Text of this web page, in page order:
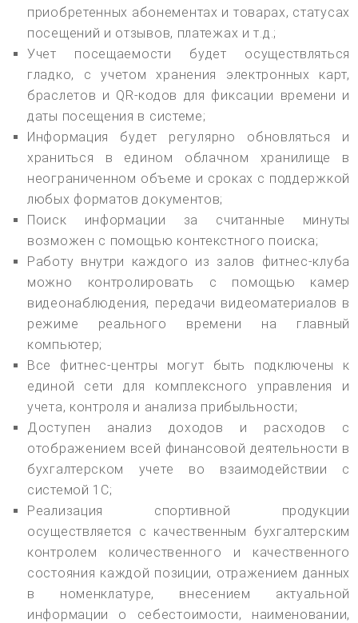
приобретенных абонементах и товарах, статусах
посещений и отзывов, платежах и т.д.;
Учет посещаемости будет осуществляться
гладко, с учетом хранения электронных карт,
браслетов и QR-кодов для фиксации времени и
даты посещения в системе;
Информация будет регулярно обновляться и
храниться в едином облачном хранилище в
неограниченном объеме и сроках с поддержкой
любых форматов документов;
Поиск информации за считанные минуты
возможен с помощью контекстного поиска;
Работу внутри каждого из залов фитнес-клуба
можно контролировать с помощью камер
видеонаблюдения, передачи видеоматериалов в
режиме реального времени на главный
компьютер;
Все фитнес-центры могут быть подключены к
единой сети для комплексного управления и
учета, контроля и анализа прибыльности;
Доступен анализ доходов и расходов с
отображением всей финансовой деятельности в
бухгалтерском учете во взаимодействии с
системой 1С;
Реализация спортивной продукции
осуществляется с качественным бухгалтерским
контролем количественного и качественного
состояния каждой позиции, отражением данных
в номенклатуре, внесением актуальной
информации о себестоимости, наименовании,